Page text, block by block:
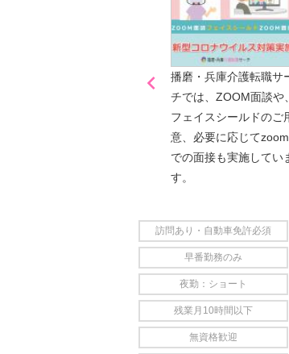
「喫煙可能区域での業務
播磨・兵庫介護転職サ
チでは、ZOOM面談や、
フェイスシールドのご
意、必要に応じてzoom
での面接も実施してい
す。

訪問あり・自動車免許必須
早番勤務のみ
夜勤：ショート
残業月10時間以下
無資格歓迎